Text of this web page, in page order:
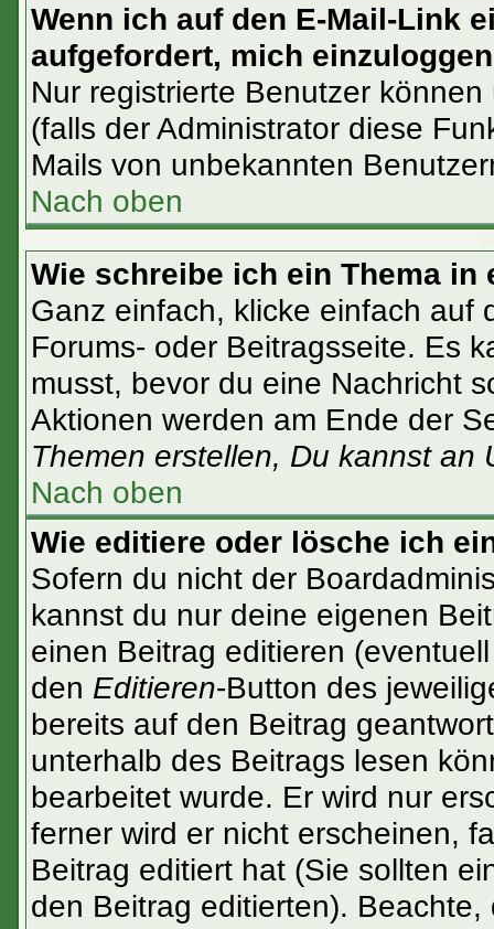
Wenn ich auf den E-Mail-Link
aufgefordert, mich
Nur registrierte Benutzer
(falls der Administrator diese
Mails von unbekannten
Nach oben
Wie schreibe ich ein Thema in
Ganz einfach, klicke einfach auf
Forums- oder Beitragsseite. Es
musst, bevor du eine Nachricht
Aktionen werden am Ende der
Themen erstellen, Du kannst an
Nach oben
Wie editiere oder lösche ich
Sofern du nicht der
kannst du nur deine eigenen
einen Beitrag editieren
den Editieren-Button des
bereits auf den Beitrag
unterhalb des Beitrags lesen
bearbeitet wurde. Er wird nur
ferner wird er nicht erscheinen,
Beitrag editiert hat (Sie sollten
den Beitrag editierten).